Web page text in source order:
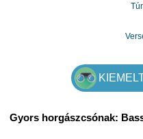
Gyors horgászcsónak: